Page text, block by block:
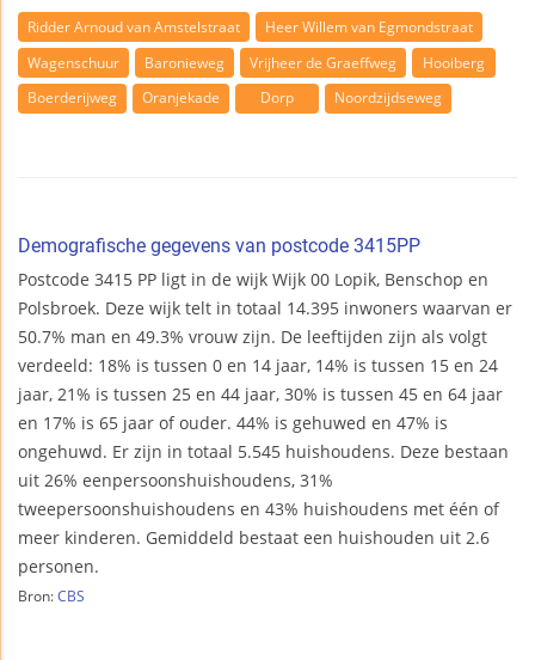
Ridder Arnoud van Amstelstraat
Heer Willem van Egmondstraat
Wagenschuur
Baronieweg Vrijheer de Graeffweg
Hooiberg
Boerderijweg
Oranjekade Dorp Noordzijdseweg
Demografische gegevens van postcode 3415PP
Postcode 3415 PP ligt in de wijk Wijk 00 Lopik, Benschop en
Polsbroek. Deze wijk telt in totaal 14.395 inwoners waarvan er
50.7% man en 49.3% vrouw zijn. De leeftijden zijn als volgt
verdeeld: 18% is tussen 0 en 14 jaar, 14% is tussen 15 en 24
jaar, 21% is tussen 25 en 44 jaar, 30% is tussen 45 en 64 jaar
en 17% is 65 jaar of ouder. 44% is gehuwed en 47% is
ongehuwd. Er zijn in totaal 5.545 huishoudens. Deze bestaan
uit 26% eenpersoonshuishoudens, 31%
tweepersoonshuishoudens en 43% huishoudens met één of
meer kinderen. Gemiddeld bestaat een huishouden uit 2.6
personen.
Bron: CBS